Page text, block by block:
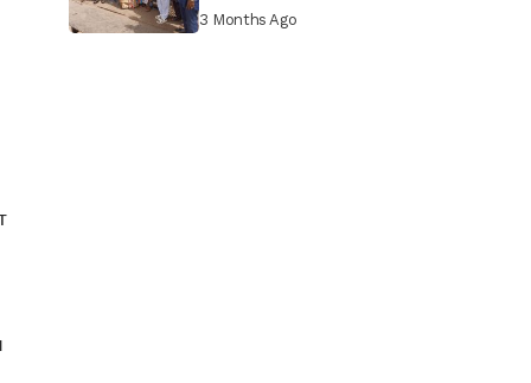
Prison, Delivers Message to
3 Months Ago